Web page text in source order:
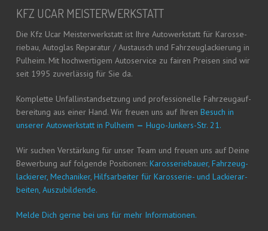
KFZ UCAR MEISTERWERKSTATT
Die Kfz Ucar Meis­ter­werk­statt ist Ihre Auto­werk­statt für Karos­se­
rie­bau, Auto­glas Repa­ra­tur / Aus­tausch und Fahr­zeug­la­ckie­rung in
Pul­heim. Mit hoch­wer­ti­gem Auto­ser­vice zu fai­ren Prei­sen sind wir
seit 1995 zuver­läs­sig für Sie da.
Kom­plet­te Unfall­in­stand­set­zung und pro­fes­sio­nel­le Fahr­zeug­auf­
be­rei­tung aus einer Hand. Wir freu­en uns auf Ihren Besuch in
unse­rer Auto­werk­statt in Pul­heim — Hugo-Jun­kers-Str. 21.
Wir suchen Ver­stär­kung für unser Team und freu­en uns auf Dei­ne
Bewer­bung auf fol­gen­de Posi­tio­nen: Karos­se­rie­bau­er, Fahr­zeug­
la­ckie­rer, Mecha­ni­ker, Hilfs­ar­bei­ter für Karos­se­rie- und Lackier­ar­
bei­ten, Auszubildende.
Mel­de Dich ger­ne bei uns für mehr Informationen.